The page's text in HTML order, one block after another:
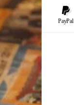
PayPal